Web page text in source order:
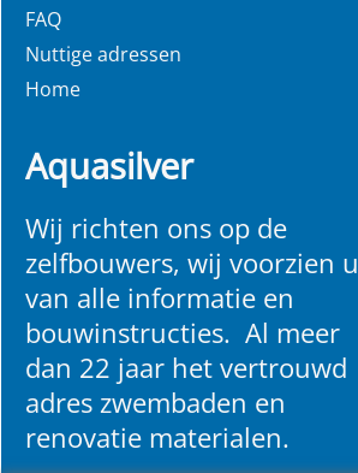
FAQ
Nuttige adressen
Home
Aquasilver
Wij richten ons op de
zelfbouwers, wij voorzien u
van alle informatie en
bouwinstructies. Al meer
dan 22 jaar het vertrouwd
adres zwembaden en
renovatie materialen.